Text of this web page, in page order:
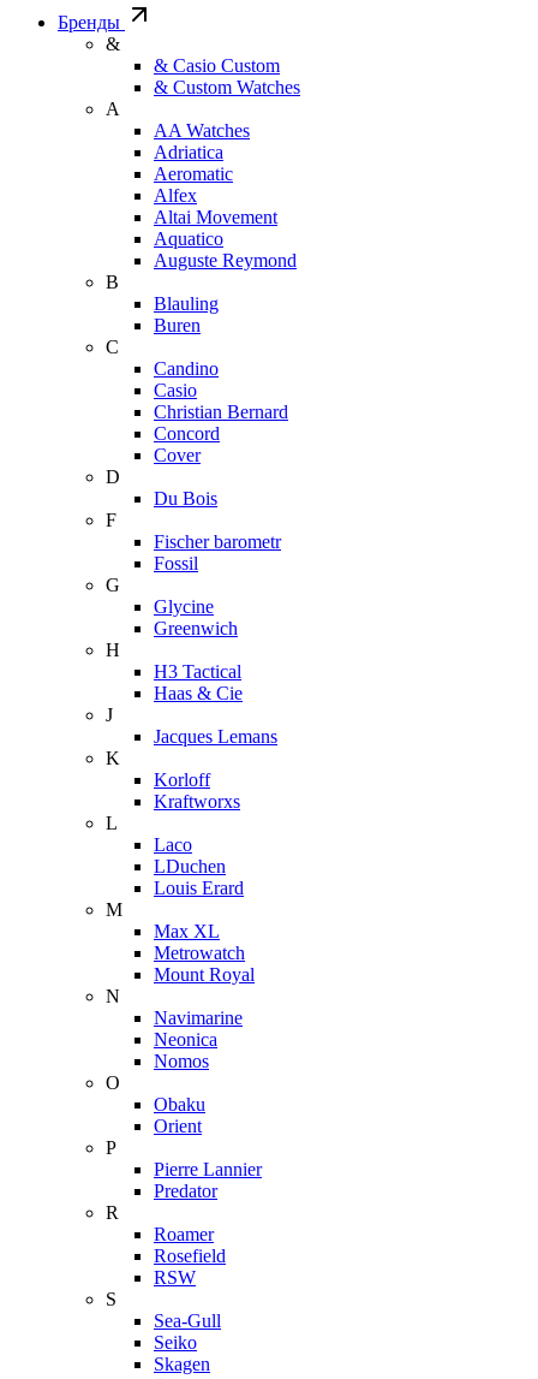
Бренды
&
& Casio Custom
& Custom Watches
A
AA Watches
Adriatica
Aeromatic
Alfex
Altai Movement
Aquatico
Auguste Reymond
B
Blauling
Buren
C
Candino
Casio
Christian Bernard
Concord
Cover
D
Du Bois
F
Fischer barometr
Fossil
G
Glycine
Greenwich
H
H3 Tactical
Haas & Cie
J
Jacques Lemans
K
Korloff
Kraftworxs
L
Laco
LDuchen
Louis Erard
M
Max XL
Metrowatch
Mount Royal
N
Navimarine
Neonica
Nomos
O
Obaku
Orient
P
Pierre Lannier
Predator
R
Roamer
Rosefield
RSW
S
Sea-Gull
Seiko
Skagen